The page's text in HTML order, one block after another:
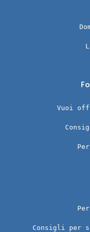
Vuoi
Consigli per